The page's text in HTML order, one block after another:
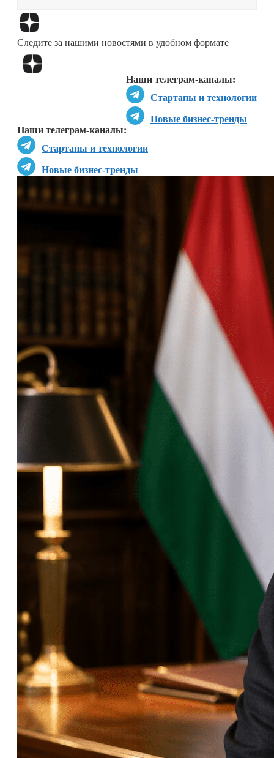
Следите за нашими новостями в удобном формате
Наши телеграм-каналы:
Стартапы и технологии
Новые бизнес-тренды
Наши телеграм-каналы:
Стартапы и технологии
Новые бизнес-тренды